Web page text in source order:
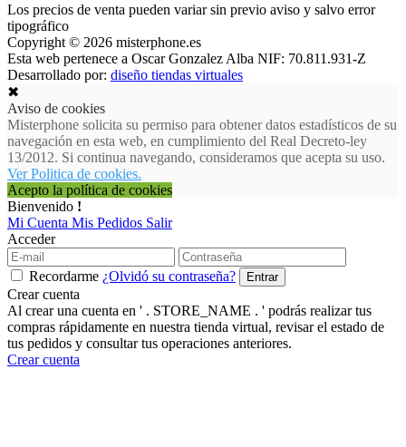
Los precios de venta pueden variar sin previo aviso y salvo error
tipográfico
Copyright © 2026 misterphone.es
Esta web pertenece a Oscar Gonzalez Alba NIF: 70.811.931-Z
Desarrollado por: diseño tiendas virtuales
✖
Aviso de cookies
Misterphone solicita su permiso para obtener datos estadísticos de su
navegación en esta web, en cumplimiento del Real Decreto-ley
13/2012. Si continua navegando, consideramos que acepta su uso.
Ver Politica de cookies.
Acepto la política de cookies
Bienvenido !
Mi Cuenta Mis Pedidos Salir
Acceder
Recordarme ¿Olvidó su contraseña?
Crear cuenta
Al crear una cuenta en ' . STORE_NAME . ' podrás realizar tus
compras rápidamente en nuestra tienda virtual, revisar el estado de
tus pedidos y consultar tus operaciones anteriores.
Crear cuenta